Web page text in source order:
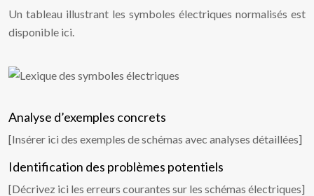
Un tableau illustrant les symboles électriques normalisés est
disponible ici.
Analyse d’exemples concrets
[Insérer ici des exemples de schémas avec analyses détaillées]
Identification des problèmes potentiels
[Décrivez ici les erreurs courantes sur les schémas électriques]